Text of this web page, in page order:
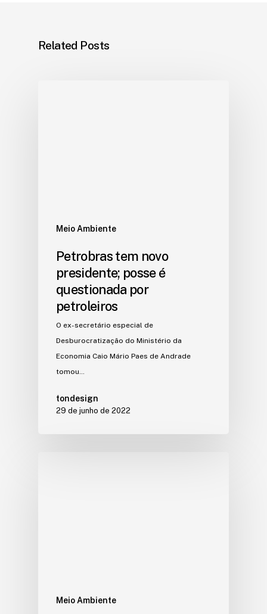
Related Posts
Meio Ambiente
Petrobras tem novo
presidente; posse é
questionada por
petroleiros
O ex-secretário especial de
Desburocratização do Ministério da
Economia Caio Mário Paes de Andrade
tomou…
tondesign
29 de junho de 2022
Meio Ambiente